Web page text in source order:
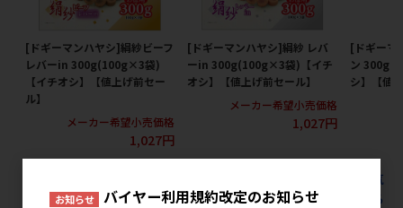
[ドギーマンハヤシ]絹紗ビーフ
レバーin 300g(100g×3袋)
【イチオシ】【値上げ前セー
ル】
メーカー希望小売価格
1,027円
[ドギーマンハヤシ]絹紗 レバ
ーin 300g(100g×3袋)【イチ
オシ】【値上げ前セール】
メーカー希望小売価格
1,027円
[ドギーマ
ン
シ】【値
すべての犬用スナック ジャーキー ジャーキー200g未満の人気
商品を見る
お知らせ バイヤー利用規約改定のお知らせ